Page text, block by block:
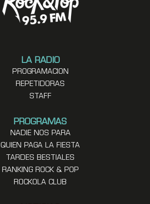
LA RADIO
PROGRAMACION
REPETIDORAS
STAFF
PROGRAMAS
NADIE NOS PARA
QUIEN PAGA LA FIESTA
TARDES BESTIALES
RANKING ROCK & POP
ROCKOLA CLUB